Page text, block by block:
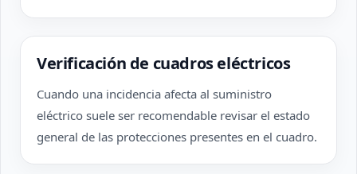
Verificación de cuadros eléctricos
Cuando una incidencia afecta al suministro
eléctrico suele ser recomendable revisar el estado
general de las protecciones presentes en el cuadro.